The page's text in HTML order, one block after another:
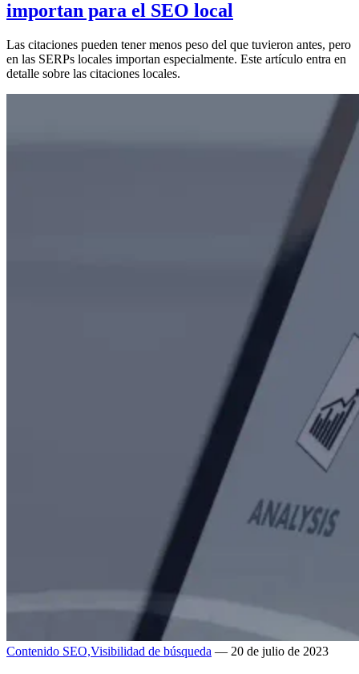
importan para el SEO local
Las citaciones pueden tener menos peso del que tuvieron antes, pero
en las SERPs locales importan especialmente. Este artículo entra en
detalle sobre las citaciones locales.
Contenido SEO,Visibilidad de búsqueda — 20 de julio de 2023